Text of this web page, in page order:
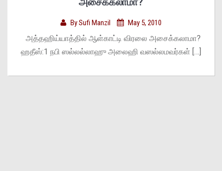
BySufi Manzil May 5, 2010
அத்தஹிய்யாத்தில் ஆள்காட்டி விரலை அசைக்கலாமா?
ஹதீஸ்:1 நபி ஸல்லல்லாஹு அலைஹி வஸல்லமவர்கள் […]